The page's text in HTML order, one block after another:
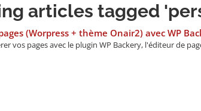
articles tagged
(Worpress + thème Onair2) avec WP
vos pages avec le plugin WP Backery, l'éditeur de